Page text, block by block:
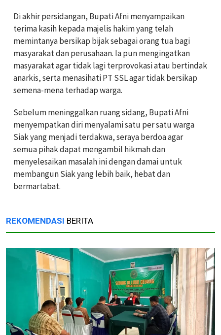
Di akhir persidangan, Bupati Afni menyampaikan
terima kasih kepada majelis hakim yang telah
memintanya bersikap bijak sebagai orang tua bagi
masyarakat dan perusahaan. Ia pun mengingatkan
masyarakat agar tidak lagi terprovokasi atau bertindak
anarkis, serta menasihati PT SSL agar tidak bersikap
semena-mena terhadap warga.
Sebelum meninggalkan ruang sidang, Bupati Afni
menyempatkan diri menyalami satu per satu warga
Siak yang menjadi terdakwa, seraya berdoa agar
semua pihak dapat mengambil hikmah dan
menyelesaikan masalah ini dengan damai untuk
membangun Siak yang lebih baik, hebat dan
bermartabat.
REKOMENDASI BERITA